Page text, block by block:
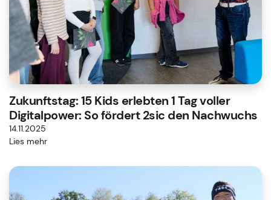
Zukunftstag: 15 Kids erlebten 1 Tag voller
Digitalpower: So fördert 2sic den Nachwuchs
14.11.2025
Lies mehr